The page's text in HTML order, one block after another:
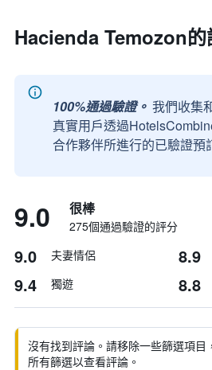
Hacienda Temozon的
100%通過驗證。 我們收集
真實用戶透過
合作夥伴所進行的已驗證預
9.0 很棒
275個通過驗證的評分
9.0 夫妻情侶 8.9
9.4 獨遊 8.8
沒有找到評論。請移除一些篩選項目
所有篩選以查看評論。